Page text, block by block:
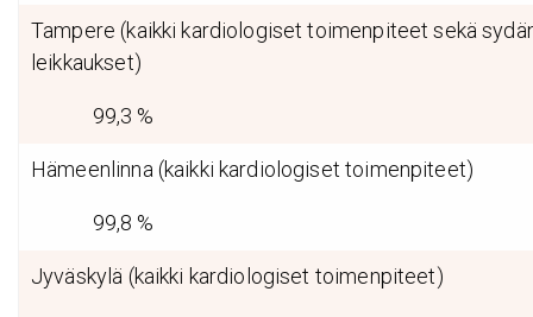
Tampere (kaikki kardiologiset toimenpiteet sekä
leikkaukset)
99,3 %
Hämeenlinna (kaikki kardiologiset toimenpiteet)
99,8 %
Jyväskylä (kaikki kardiologiset toimenpiteet)